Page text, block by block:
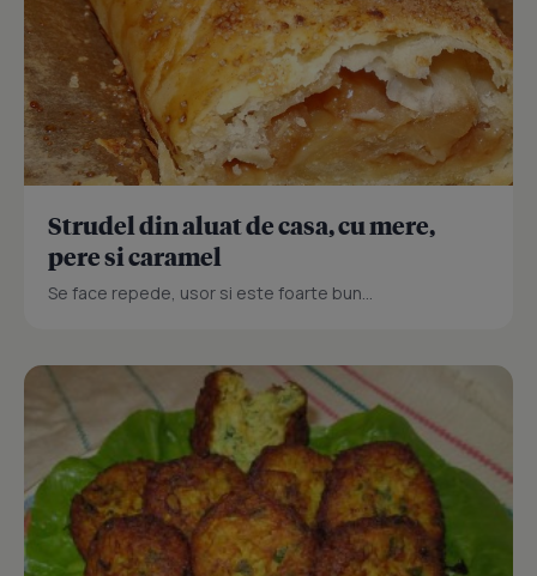
Strudel din aluat de casa, cu mere,
pere si caramel
Se face repede, usor si este foarte bun...